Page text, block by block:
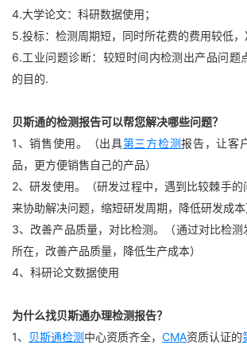
4.大学论文：科研数据使用；
5.投标：检测周期短，同时所花费的费用较低，
6.工业问题诊断：较短时间内检测出产品问题
的目的.
贝斯通的检测报告可以帮您解决哪些问题？
1、销售使用。（出具第三方检测报告，让客
品，更方便销售自己的产品）
2、研发使用。（研发过程中，遇到比较棘手
来协助解决问题，缩短研发周期，降低研发成本
3、改善产品质量，对比检测。（通过对比检
所在，改善产品质量，降低生产成本）
4、科研论文数据使用
为什么找贝斯通办理检测报告？
1、
贝斯通检测中心资质齐全， CMA资质认证的